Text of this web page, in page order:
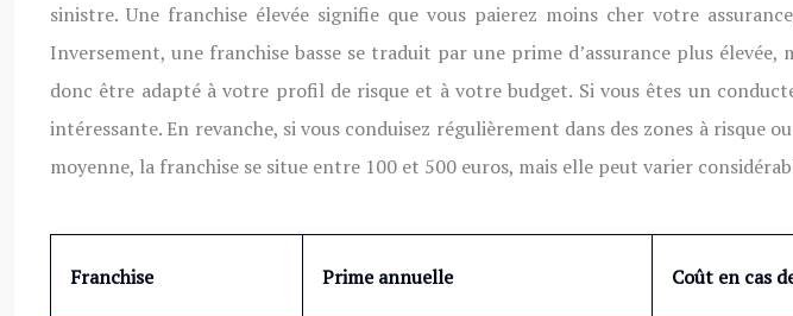
sinistre. Une franchise élevée signifie que vous paierez moins cher votre
Inversement, une franchise basse se traduit par une prime d’assurance plus
donc être adapté à votre profil de risque et à votre budget. Si vous êtes un
intéressante. En revanche, si vous conduisez régulièrement dans des zones à risque
moyenne, la franchise se situe entre 100 et 500 euros, mais elle peut varier
Franchise Prime annuelle Coût en cas